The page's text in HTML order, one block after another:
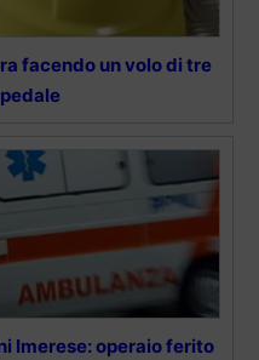
facendo un volo di tre
Imerese: operaio ferito